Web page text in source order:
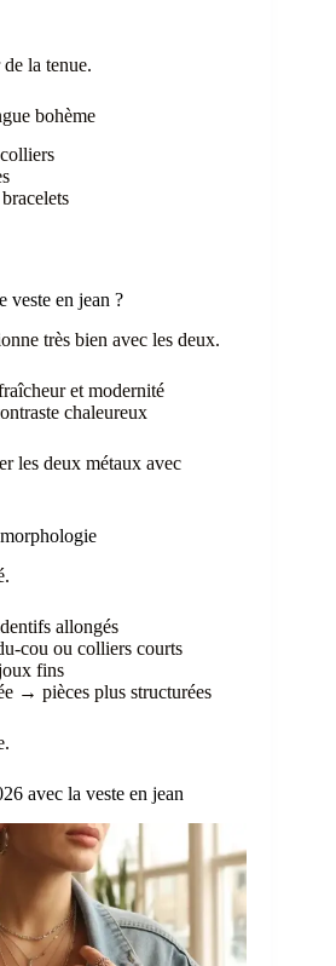
la tenue.
bohème
veste en jean ?
très bien avec les deux.
et modernité
chaleureux
les deux métaux avec
allongés
cou ou colliers courts
fins
→ pièces plus structurées
avec la veste en jean